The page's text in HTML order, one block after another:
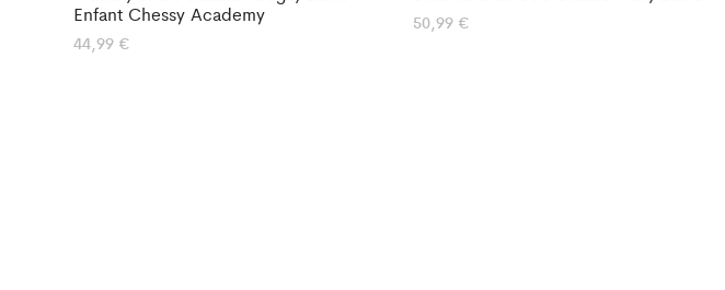
Enfant Chessy Academy
44,99 €
50,99 €